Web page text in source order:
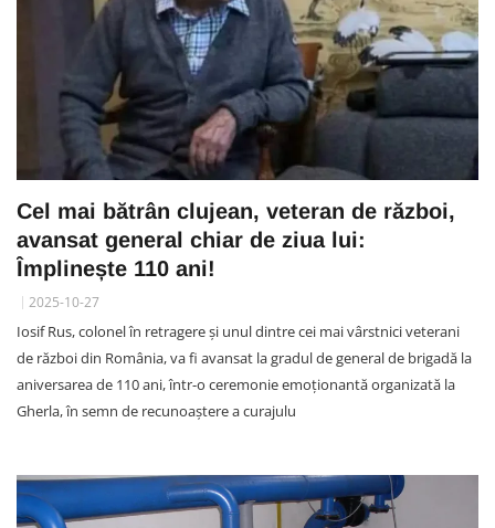
Cel mai bătrân clujean, veteran de război,
avansat general chiar de ziua lui:
Împlinește 110 ani!
2025-10-27
Iosif Rus, colonel în retragere și unul dintre cei mai vârstnici veterani
de război din România, va fi avansat la gradul de general de brigadă la
aniversarea de 110 ani, într-o ceremonie emoționantă organizată la
Gherla, în semn de recunoaștere a curajulu